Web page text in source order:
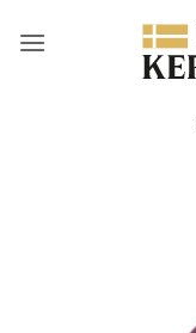
Inhalt